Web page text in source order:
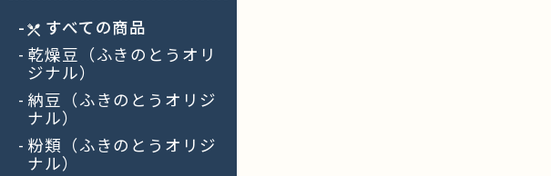
すべての商品
乾燥豆（ふきのとうオリ
ジナル）
納豆（ふきのとうオリジ
ナル）
粉類（ふきのとうオリジ
ナル）